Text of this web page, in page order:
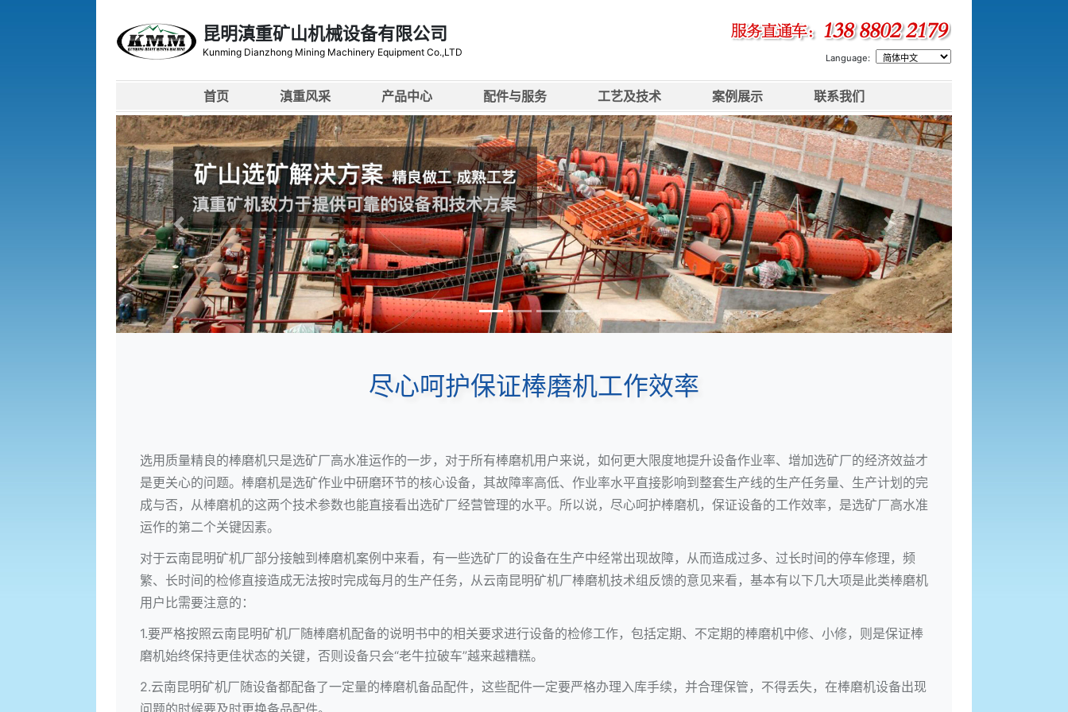
昆明滇重矿山机械设备有限公司
Kunming Dianzhong Mining Machinery Equipment Co.,LTD
Language:
首页 滇重风采 产品中心 配件与服务 工艺及技术 案例展示 联系我们
上一张 下一张
尽心呵护保证棒磨机工作效率
选用质量精良的棒磨机只是选矿厂高水准运作的一步，对于所有棒磨机用户来说，如何更大限度地提升设备作业率、增加选矿厂的经济效益才
是更关心的问题。棒磨机是选矿作业中研磨环节的核心设备，其故障率高低、作业率水平直接影响到整套生产线的生产任务量、生产计划的完
成与否，从棒磨机的这两个技术参数也能直接看出选矿厂经营管理的水平。所以说，尽心呵护棒磨机，保证设备的工作效率，是选矿厂高水准
运作的第二个关键因素。
对于云南昆明矿机厂部分接触到棒磨机案例中来看，有一些选矿厂的设备在生产中经常出现故障，从而造成过多、过长时间的停车修理，频
繁、长时间的检修直接造成无法按时完成每月的生产任务，从云南昆明矿机厂棒磨机技术组反馈的意见来看，基本有以下几大项是此类棒磨机
用户比需要注意的：
1.要严格按照云南昆明矿机厂随棒磨机配备的说明书中的相关要求进行设备的检修工作，包括定期、不定期的棒磨机中修、小修，则是保证棒
磨机始终保持更佳状态的关键，否则设备只会“老牛拉破车”越来越糟糕。
2.云南昆明矿机厂随设备都配备了一定量的棒磨机备品配件，这些配件一定要严格办理入库手续，并合理保管，不得丢失，在棒磨机设备出现